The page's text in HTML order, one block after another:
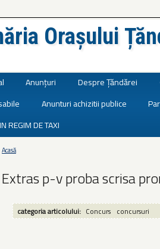
Orașului
Anunțuri Despre Țăndărei
Anunturi achizitii publice
REGIM DE TAXI
Eşti aici
Acasă
Extras p-v proba scrisa
categoria articolului: Concurs concursuri